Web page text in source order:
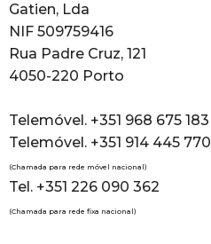
Gatien, Lda
NIF 509759416
Rua Padre Cruz, 121
4050-220 Porto
Telemóvel. +351 968 675 183
Telemóvel. +351 914 445 770
(Chamada para rede móvel nacional)
Tel. +351 226 090 362
(Chamada para rede fixa nacional)